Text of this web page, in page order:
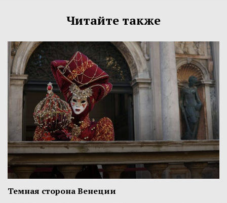
Читайте также
Темная сторона Венеции